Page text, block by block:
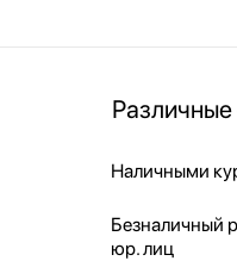
Наличными
Безналичный
юр. лиц